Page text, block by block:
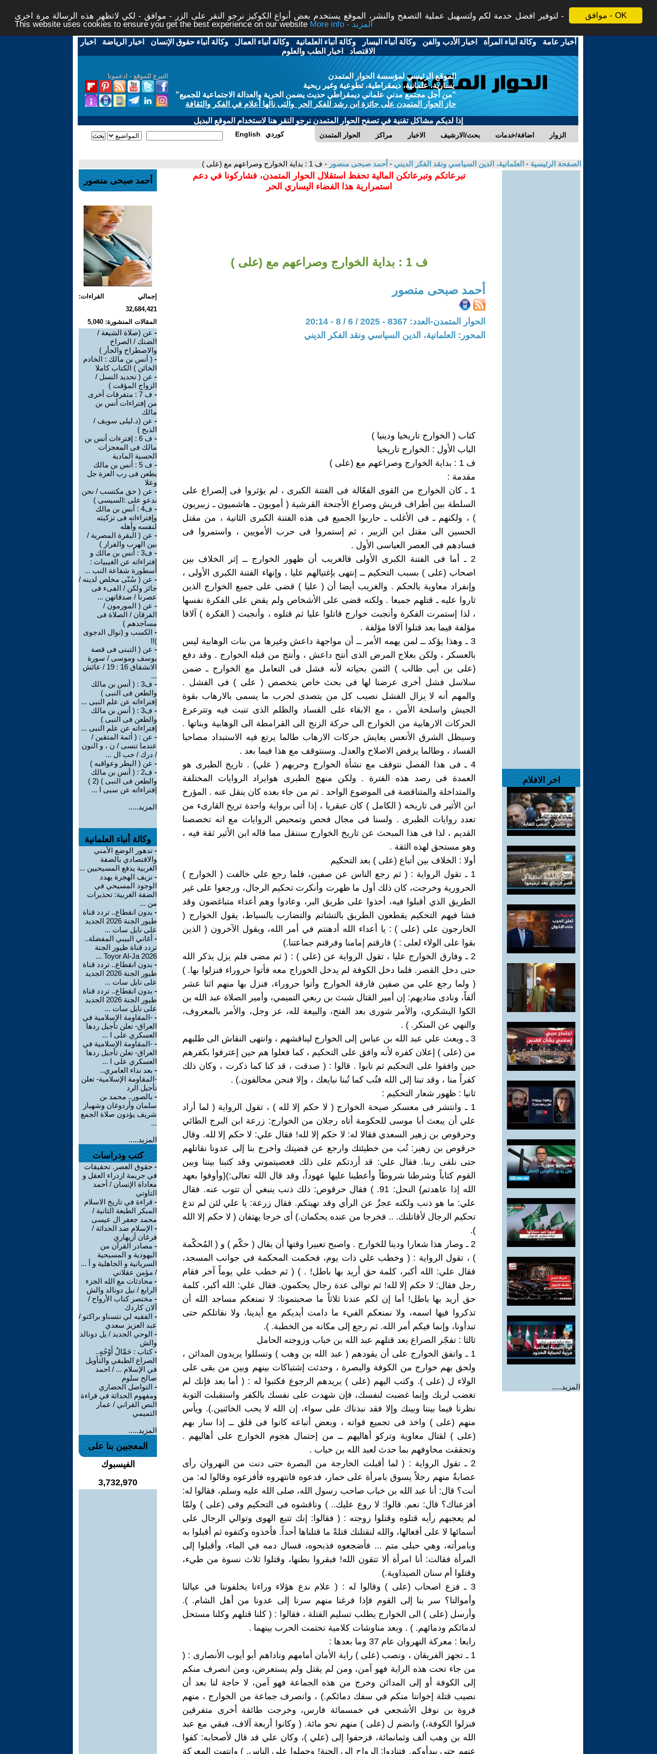
موافق - OK
لتوفير افضل خدمة لكم ولتسهيل عملية التصفح والنشر، الموقع يستخدم بعض أنواع الكوكيز نرجو النقر على الزر - موافق - لكي لاتظهر هذه الرسالة مرة اخرى -
This website uses cookies to ensure you get the best experience on our website
More info - المزيد
أخبار عامة -وكالة أنباء المرأة - اخبار الأدب والفن -وكالة أنباء اليسار -وكالة أنباء العلمانية -وكالة أنباء العمال -وكالة أنباء حقوق الإنسان - اخبار الرياضة - اخبار
الاقتصاد - اخبار الطب والعلوم
التبرع للموقع - ادعمونا
الموقع الرئيسي لمؤسسة الحوار المتمدن
يسارية، علمانية، ديمقراطية، تطوعية وغير ربحية
"من أجل مجتمع مدني علماني ديمقراطي حديث يضمن الحرية والعدالة الاجتماعية للجميع"
حاز الحوار المتمدن على جائزة ابن رشد للفكر الحر والتى نالها أعلام في الفكر والثقافة
إذا لديكم مشاكل تقنية في تصفح الحوار المتمدن نرجو النقر هنا لاستخدام الموقع البديل
الحوار المتمدن مراكز الاخبار بحث/الارشيف اضافة/خدمات الزوار English كوردي
الصفحة الرئيسية - العلمانية، الدين السياسي ونقد الفكر الديني - أحمد صبحى منصور - ف 1 : بداية الخوارج وصراعهم مع (على )
اخر الافلام
المزيد.....
تبرعاتكم وتبرعاتكن المالية تحفظ استقلال الحوار المتمدن، فشاركونا في دعم
استمرارية هذا الفضاء اليساري الحر
ف 1 : بداية الخوارج وصراعهم مع (على )
أحمد صبحى منصور
الحوار المتمدن-العدد: 8367 - 2025 / 6 / 8 - 20:14
المحور: العلمانية، الدين السياسي ونقد الفكر الديني
كتاب ( الخوارج تاريخيا ودينيا )
الباب الأول : الخوارج تاريخيا
ف 1 : بداية الخوارج وصراعهم مع (على )
مقدمة :
1 ـ كان الخوارج من القوى الفعّالة فى الفتنة الكبرى ، لم يؤثروا فى إلصراع على
السلطة بين أطراف قريش وصراع الأجنحة القرشية ( أمويون ـ هاشميون ـ زبيريون
) ، ولكنهم ـ فى الأغلب ـ حاربوا الجميع فى هذه الفتنة الكبرى الثانية ، من مقتل
الحسين الى مقتل ابن الزبير ، ثم إستمروا فى حرب الأمويين ، واستمروا فى
فسادهم فى العصر العباسى الأول .
2 ـ أما فى الفتنة الكبرى الأولى فالغريب أن ظهور الخوارج ــ إثر الخلاف بين
اصحاب (على ) بسبب التحكيم ــ إنتهى بإغتيالهم عليا ، وإنهاء الفتنة الكبرى الأولى ،
وإنفراد معاوية بالحكم . والغريب أيضا أن ( عليا ) قضى على جميع الخوارج الذين
ثاروا عليه ـ قتلهم جميعا . ولكنه قضى على الأشخاص ولم يقض على الفكرة نفسها
، لذا إستمرت الفكرة وأنجبت خوارج قاتلوا عليا ثم قتلوه ، وأنجبت ( الفكرة ) آلافا
مؤلفة فيما بعد قتلوا آلافا مؤلفة .
3 ـ وهذا يؤكد ــ لمن يهمه الأمر ــ أن مواجهة داعش وغيرها من بنات الوهابية ليس
بالعسكر ، ولكن بعلاج المرض الذى أنتج داعش ، وأنتج من قبله الخوارج . وقد دفع
(على بن أبى طالب ) الثمن بحياته لأنه فشل فى التعامل مع الخوارج ـ ضمن
سلاسل فشل أخرى عرضنا لها فى بحث خاص بتخصص ( على ) فى الفشل .
والمهم أنه لا يزال الفشل نصيب كل من يتصدى لحرب ما يسمى بالارهاب بقوة
الجيش واسلحة الأمن ، مع الابقاء على الفساد والظلم الذى تنبت فيه وتترعرع
الحركات الارهابية من الخوارج الى حركة الزنج الى القرامطة الى الوهابية وبناتها .
وسيظل الشرق الأتعس يعايش حركات الارهاب طالما يرتع فيه الاستبداد مصاحبا
الفساد ، وطالما يرفض الاصلاح والعدل. وسنتوقف مع هذا فيما بعد .
4 ـ فى هذا الفصل نتوقف مع نشأة الخوارج وحربهم ( علي) . تاريخ الطبرى هو
العمدة فى رصد هذه الفترة . ولكن منهج الطبرى هوايراد الروايات المختلفة
والمتداخلة والمتناقضة فى الموضوع الواحد . ثم من جاء بعده كان ينقل عنه . المؤرخ
ابن الأثير فى تاريخه ( الكامل ) كان عبقريا ، إذا أتى برواية واحدة تريح القارىء من
تعدد روايات الطبرى . ولسنا فى مجال فحص وتمحيص الروايات مع انه تخصصنا
القديم ، لذا فى هذا المبحث عن تاريخ الخوارج سننقل مما قاله ابن الأثير ثقة فيه ،
وهو مستحق لهذه الثقة .
أولا : الخلاف بين أتباع (على ) بعد التحكيم
1 ـ تقول الرواية : ( ثم رجع الناس عن صفين، فلما رجع علي خالفت ( الخوارج )
الحرورية وخرجت، كان ذلك أول ما ظهرت وأنكرت تحكيم الرجال، ورجعوا على غير
الطريق الذي أقبلوا فيه، أخذوا على طريق البر، وعادوا وهم أعداء متباغضون وقد
فشا فيهم التحكيم يقطعون الطريق بالتشاتم والتضارب بالسياط، يقول الخوارج (
الخارجون على (على ) : يا أعداء الله أدهنتم في أمر الله، ويقول الآخرون ( الذين
بقوا على الولاء لعلى : ) فارقتم إمامنا وفرقتم جماعتنا.)
2 ـ وفارق الخوارج عليا ، تقول الرواية عن (على ) : ( ثم مضى فلم يزل يذكر الله
حتى دخل القصر. فلما دخل الكوفة لم يدخل الخوراج معه فأتوا حروراء فنزلوا بها. )
( ولما رجع علي من صفين فارقة الخوارج وأتوا حروراء، فنزل بها منهم اثنا عشر
ألفاً، ونادى مناديهم: إن أمير القتال شبث بن ربعي التميمي، وأمير الصلاة عبد الله بن
الكوا اليشكري، والأمر شورى بعد الفتح، والبيعة لله، عز وجل، والأمر بالمعروف،
والنهي عن المنكر. ) .
3 ـ وبعث علي عبد الله بن عباس إلى الخوارج ليناقشهم ، وانتهى النقاش الى طلبهم
من (على ) إعلان كفره لأنه وافق على التحكيم ، كما فعلوا هم حين إعترفوا بكفرهم
حين وافقوا على التحكيم ثم تابوا . قالوا : ( صدقت ، قد كنا كما ذكرت ، وكان ذلك
كفراً منا ، وقد تبنا إلى الله فتُب كما تُبنا نبايعك ، وإلا فنحن مخالفون.) .
ثانيا : ظهور شعار التحكيم :
1 ـ وانتشر فى معسكر صيحة الخوارج ( لا حكم إلا لله ) ، تقول الرواية ( لما أراد
علي أن يبعث أبا موسى للحكومة أتاه رجلان من الخوارج: زرعة ابن البرج الطائي
وحرقوص بن زهير السعدي فقالا له: لا حكم إلا لله! فقال علي: لا حكم إلا لله. وقال
حرقوص بن زهير: تُب من خطيئتك وارجع عن قضيتك واخرج بنا إلى عدونا نقاتلهم
حتى نلقى ربنا. فقال علي: قد أردتكم على ذلك فعصيتموني وقد كتبنا بيننا وبين
القوم كتاباً وشرطنا شروطاً وأعطينا عليها عهوداً، وقد قال الله تعالى:){وأوفوا بعهد
الله إذا عاهدتم} النحل: 91. ) فقال حرقوص: ذلك ذنب ينبغي أن تتوب عنه. فقال
علي: ما هو ذنب ولكنه عجزٌ عن الرأي وقد نهيتكم. فقال زرعة: يا علي لئن لم تدع
تحكيم الرجال لأقاتلنك. .. فخرجا من عنده يحكمان.) أى خرجا يهتفان ( لا حكم إلا الله
).
2 ـ وصار هذا شعارا ودينا للخوارج . واصبح تعبيرا وقتها أن يقال ( حكّم ) و ( المُحكّمة
) ، تقول الرواية : ( وخطب علي ذات يوم، فحكمت المحكمة في جوانب المسجد،
فقال علي: الله أكبر، كلمة حق أريد بها باطل! . ) ( ثم خطب علي يوماً آخر فقام
رجل فقال: لا حكم إلا لله! ثم توالى عدة رجال يحكمون. فقال علي: الله أكبر، كلمة
حق أريد بها باطل! أما إن لكم عندنا ثلاثاً ما صحبتمونا: لا نمنعكم مساجد الله أن
تذكروا فيها اسمه، ولا نمنعكم الفيء ما دامت أيديكم مع أيدينا، ولا نقاتلكم حتى
تبدأونا، وإنما فيكم أمر الله. ثم رجع إلى مكانه من الخطبة. ).
ثالثا : تفجّر الصراع بعد قتلهم عبد الله بن خباب وزوجته الحامل
1 ـ واتفق الخوارج على أن يقودهم ( عبد الله بن وهب ) وتسللوا يريدون المدائن ،
ولحق بهم خوارج من الكوفة والبصرة ، وحدثت إشتباكات بينهم وبين من بقى على
الولاء ل (على ). وكتب اليهم (على ) يريدهم الرجوع فكتبوا له : ( أما بعد فإنك لم
تغضب لربك وإنما غضبت لنفسك، فإن شهدت على نفسك بالكفر واستقبلت التوبة
نظرنا فيما بيننا وبينك وإلا فقد نبذناك على سواء، إن الله لا يحب الخائنين.). ويأس
منهم (على ) واخذ فى تجميع قواته ، وبعض أتباعه كانوا فى قلق ــ إذا سار بهم
(على ) لقتال معاوية وتركو أهاليهم ــ من إحتمال هجوم الخوارج على أهاليهم .
وتحققت مخاوفهم بما حدث لعبد الله بن خباب .
2 ـ تقول الرواية : ( لما أقبلت الخارجة من البصرة حتى دنت من النهروان رأى
عصابةٌ منهم رجلاً يسوق بامرأة على حمار، فدعوه فانتهروه فأفزعوه وقالوا له: من
أنت؟ قال: أنا عبد الله بن خباب صاحب رسول الله، صلى الله عليه وسلم، فقالوا له:
أفزعناك؟ قال: نعم. قالوا: لا روع عليك.. ) وناقشوه فى التحكيم وفى (على ) ولمّا
لم يعجبهم رأيه قتلوه وقتلوا زوجته : ( فقالوا: إنك تتبع الهوى وتوالي الرجال على
أسمائها لا على أفعالها، والله لنقتلنك قتلةً ما قتلناها أحداً. فأخذوه وكتفوه ثم أقبلوا به
وبامرأته، وهي حبلى متم ... فأضجعوه فذبحوه، فسال دمه في الماء، وأقبلوا إلى
المرأة فقالت: أنا امرأة ألا تتقون الله! فبقروا بطنها، وقتلوا ثلاث نسوة من طيء،
وقتلوا أم سنان الصيداوية.)
3 ـ فزع اصحاب (على ) وقالوا له : ( علام ندع هؤلاء وراءنا يخلفوننا في عيالنا
وأموالنا؟ سر بنا إلى القوم فإذا فرغنا منهم سرنا إلى عدونا من أهل الشام. ).
وأرسل (على ) الى الخوارج يطلب تسليم القتلة ، فقالوا : ( كلنا قتلهم وكلنا مستحل
لدمائكم ودمائهم. ) . وبعد مناوشات كلامية تحتمت الحرب بينهما .
رابعا : معركة النهروان عام 37 وما بعدها :
1 ـ تجهز الفريقان ، ونصب (على ) راية الأمان أمامهم وناداهم أبو أيوب الأنصارى : (
من جاء تحت هذه الراية فهو آمن، ومن لم يقتل ولم يستعرض، ومن انصرف منكم
إلى الكوفة أو إلى المدائن وخرج من هذه الجماعة فهو آمن، لا حاجة لنا بعد أن
نصيب قتلة إخواننا منكم في سفك دمائكم.) ، وانصرف جماعة من الخوارج ، منهم
فروة بن نوفل الأشجعي في خمسمائة فارس، وخرجت طائفة أخرى متفرقين
فنزلوا الكوفة،) وانضم ل (على ) منهم نحو مائة. ( وكانوا أربعة آلاف، فبقي مع عبد
الله بن وهب ألف وثمانمائة، فزحفوا إلى (علي )، وكان علي قد قال لأصحابه: كفوا
عنهم حتى يبدأوكم. فتنادوا: الرواح إلى الجنة! وحملوا على الناس. ) وانتهت المعركة
أحمد صبحى منصور
إجمالي القراءات:
32,684,421
المقالات المنشورة: 5,040
- عن (صلاة الشيعة /
الضنك / الصراخ
والاصطراخ والجأر )
- ( أنس بن مالك : الخادم
الخائن ) الكتاب كاملا
- عن ( تحديد النسل /
الزواج المؤقت )
-
ف 7 : متفرقات أخرى
من إفتراءات أنس بن
مالك
- عن (د.ليلى سويف /
الذبح )
-
ف 6 : إفترءات أنس بن
مالك فى المعجزات
الحسية المادية
-
ف 5 : أنس بن مالك
يطعن فى رب العزة جل
وعلا
- عن ( حق مكتسب / نحن
ندعو على :السيسى )
-
ف4 : أنس بن مالك
وإفتراءاته فى تزكيته
لنفسه وأهله
- عن ( البقرة المصرية /
بين الهرب والفرار )
-
ف3 : أنس بن مالك و
إفتراءاته عن الغيبيات :
أسطورة شفاعة النب ...
- عن ( سُنّى مخلص لدينه /
جائز ولكن / الفىء فى
عصرنا / صدقاتهن ...
- عن ( المورمون /
الفرقان / الصلاة فى
مساجدهم )
- الكسب و (نوال الدجوى
)!!
- عن ( التبنى فى قصة
يوسف وموسى / سورة
الانشقاق 16 : 19 / عائش
...
-
ف3 : ( أنس بن مالك
والطعن فى النبى )
إفتراءاته عن علم النبى ...
-
ف3 : ( أنس بن مالك
والطعن فى النبى )
إفتراءاته عن علم النبى ...
- عن : ( أئمة المتقين /
عندما تنسى / ن ، و النون
/ درك / حب ال ...
- عن ( البطر وعواقبه )
-
ف2 : ( أنس بن مالك
والطعن فى النبى ) (2 )
إفتراءاته عن سبى ا ...
المزيد.....
وكالة أنباء العلمانية
- تدهور الوضع الأمني
والاقتصادي بالضفة
الغربية يدفع المسيحيين ...
- نزيف الهجرة يهدد
الوجود المسيحي في
الضفة الغربية: تحذيرات
من ...
- بدون انقطاع.. تردد قناة
طيور الجنة 2026 الجديد
على نايل سات ...
- أغاني البيبي المفضلة..
تردد قناة طيور الجنة
2026 Toyor Al-Ja ...
- بدون انقطاع.. تردد قناة
طيور الجنة 2026 الجديد
على نايل سات ...
- بدون انقطاع.. تردد قناة
طيور الجنة 2026 الجديد
على نايل سات ...
- -المقاومة الإسلامية في
العراق- تعلن تأجيل ردها
العسكري على ا ...
- -المقاومة الإسلامية في
العراق- تعلن تأجيل ردها
العسكري على ا ...
- بعد نداء العامري..
-المقاومة الإسلامية- تعلن
تأجيل الرد
- بالصور.. محمد بن
سلمان وأردوغان وشهباز
شريف يؤدون صلاة الجمع
...
المزيد.....
كتب ودراسات
- حقوق العصر. تحقيقات
في جريمة ازدراء العقل و
معاداة الإنسان / أحمد
التاوتي
- قراءة في تاريخ الاسلام
المبكر الطبعة الثانية /
محمد جعفر ال عيسى
- الإسلام ضد الحداثة /
فرغان أزيهاري
- مصادر القرآن من
اليهودية و المسيحية
السريانية و الجاهلية و أ ...
/ مؤمن عقلاني
- محادثات مع الله الجزء
الرابع / نيل دونالد والش
- مختصر كتاب الأرواح /
آلان كاردك
- الفقيه لي نتسناو براكتو /
عبد العزيز سعدي
- الوحي الجديد / يل دونالد
والش
-كتاب : حَمَّالُ أَوْجُهٍ..
الصراع الطبقي والتأويل
في الإسلام ... / احمد
صالح سلوم
- التواصل الحضاري
ومفهوم الحداثة في قراءة
النص القراني / عمار
التميمي
المزيد.....
المعجبين بنا على
الفيسبوك
3,732,970